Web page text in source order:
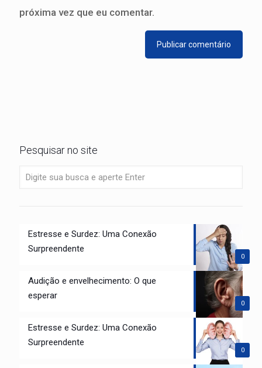
próxima vez que eu comentar.
Pesquisar no site
0
Estresse e Surdez: Uma Conexão
Surpreendente
0
Audição e envelhecimento: O que
esperar
0
Estresse e Surdez: Uma Conexão
Surpreendente